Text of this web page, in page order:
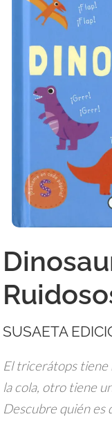
SUSAETA
El tricerátops tiene
la cola, otro tiene
Descubre quién es